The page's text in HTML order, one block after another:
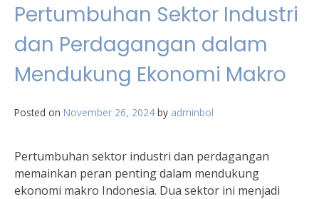
Pertumbuhan Sektor Industri
dan Perdagangan dalam
Mendukung Ekonomi Makro
Posted on November 26, 2024 by adminbol
Pertumbuhan sektor industri dan perdagangan
memainkan peran penting dalam mendukung
ekonomi makro Indonesia. Dua sektor ini menjadi